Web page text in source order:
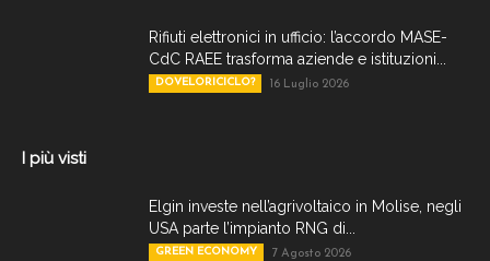
Rifiuti elettronici in ufficio: l’accordo MASE-
CdC RAEE trasforma aziende e istituzioni...
DOVELORICICLO? 16 Luglio 2026
I più visti
Elgin investe nell’agrivoltaico in Molise, negli
USA parte l’impianto RNG di...
GREEN ECONOMY 7 Agosto 2026